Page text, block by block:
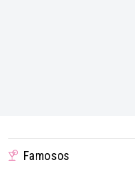
Famosos